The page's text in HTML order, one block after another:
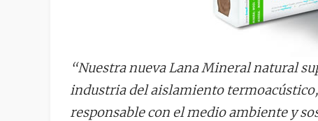
“Nuestra nueva Lana Mineral natural
industria del aislamiento
responsable con el medio ambiente y